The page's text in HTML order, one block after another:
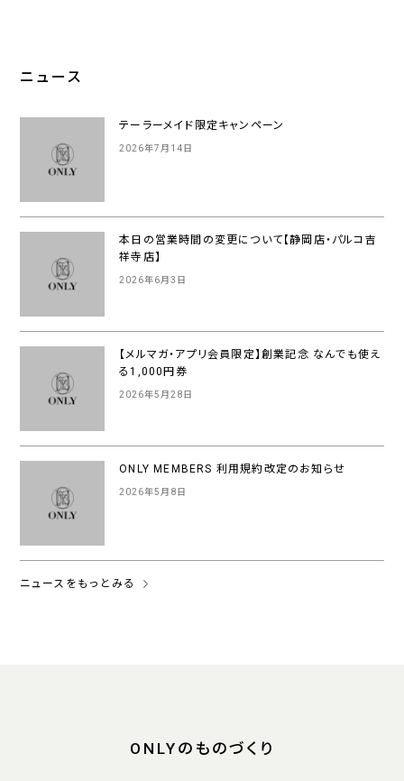
ニュース
テーラーメイド限定キャンペーン
2026年7月14日
本日の営業時間の変更について【静岡店・パルコ吉
祥寺店】
2026年6月3日
【メルマガ・アプリ会員限定】創業記念 なんでも使え
る1,000円券
2026年5月28日
ONLY MEMBERS 利用規約改定のお知らせ
2026年5月8日
ニュースをもっとみる
ONLYのものづくり